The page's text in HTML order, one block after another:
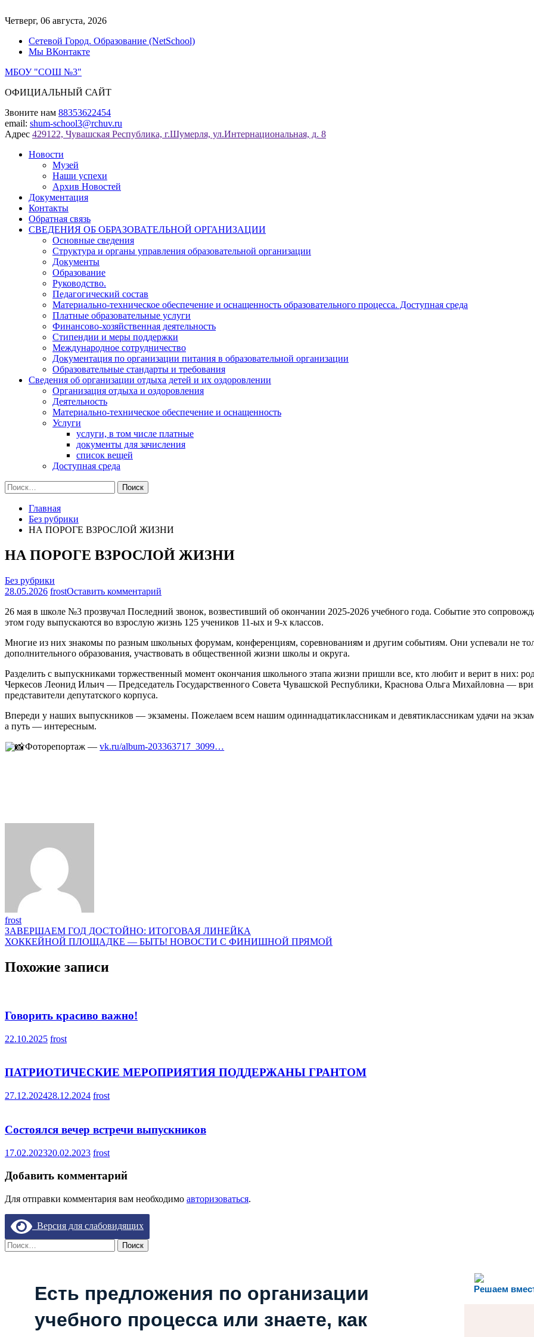
к
Четверг, 06 августа, 2026
Сетевой Город. Образование (NetSchool)
Мы ВКонтакте
МБОУ "СОШ №3"
ОФИЦИАЛЬНЫЙ САЙТ
Звоните нам 88353622454
email: shum-school3@rchuv.ru
Адрес 429122, Чувашская Республика, г.Шумерля, ул.Интернациональная, д. 8
Новости
Музей
Наши успехи
Архив Новостей
Документация
Контакты
Обратная связь
СВЕДЕНИЯ ОБ ОБРАЗОВАТЕЛЬНОЙ ОРГАНИЗАЦИИ
Основные сведения
Структура и органы управления образовательной организации
Документы
Образование
Руководство.
Педагогический состав
Материально-техническое обеспечение и оснащенность образовательного процесса. Доступная среда
Платные образовательные услуги
Финансово-хозяйственная деятельность
Стипендии и меры поддержки
Международное сотрудничество
Документация по организации питания в образовательной организации
Образовательные стандарты и требования
Сведения об организации отдыха детей и их оздоровлении
Организация отдыха и оздоровления
Деятельность
Материально-техническое обеспечение и оснащенность
Услуги
услуги, в том числе платные
документы для зачисления
список вещей
Доступная среда
Найти:
Главная
Без рубрики
НА ПОРОГЕ ВЗРОСЛОЙ ЖИЗНИ
НА ПОРОГЕ ВЗРОСЛОЙ ЖИЗНИ
Без рубрики
28.05.2026 frostОставить комментарий
ПОРОГЕ
ВЗРОСЛОЙ
26 мая в школе №3 прозвучал Последний звонок, возвестивший об окончании 2025-2026 учебного года. Событие это
этом году выпускаются во взрослую жизнь 125 учеников 11-ых и 9-х классов.
Многие из них знакомы по разным школьных форумам, конференциям, соревнованиям и другим событиям. Они успевали не
дополнительного образования, участвовать в общественной жизни школы и округа.
Разделить с выпускниками торжественный момент окончания школьного этапа жизни пришли все, кто любит и верит в них:
Черкесов Леонид Ильич — Председатель Государственного Совета Чувашской Республики, Краснова Ольга Михайловна —
представители депутатского корпуса.
Впереди у наших выпускников — экзамены. Пожелаем всем нашим одиннадцатиклассникам и девятиклассникам удачи на
а путь — интересным.
Фоторепортаж —vk.ru/album-203363717_3099…
frost
Навигация
по
записям
ЗАВЕРШАЕМ ГОД ДОСТОЙНО: ИТОГОВАЯ ЛИНЕЙКА
ХОККЕЙНОЙ ПЛОЩАДКЕ — БЫТЬ! НОВОСТИ С ФИНИШНОЙ ПРЯМОЙ
Похожие записи
Говорить красиво важно!
22.10.2025 frost
ПАТРИОТИЧЕСКИЕ МЕРОПРИЯТИЯ ПОДДЕРЖАНЫ ГРАНТОМ
27.12.202428.12.2024 frost
Состоялся вечер встречи выпускников
17.02.202320.02.2023 frost
Добавить комментарий
Для отправки комментария вам необходимо авторизоваться.
Версия для слабовидящих
Найти:
Решаем
Есть предложения по организации
учебного процесса или знаете, как